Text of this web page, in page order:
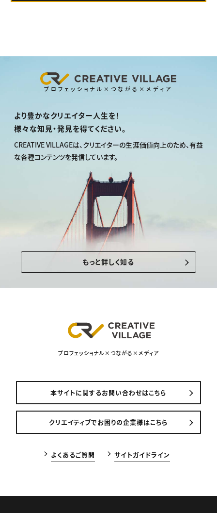
プロフェッショナル×つながる×メディア
より豊かなクリエイター人生を！
様々な知見・発見を得てください。
CREATIVE VILLAGEは、 クリエイターの生涯価値向上のため、有益
な各種コンテンツを発信しています。
もっと詳しく知る
プロフェッショナル×つながる×メディア
本サイトに関するお問い合わせはこちら
クリエイティブでお困りの企業様はこちら
よくあるご質問 サイトガイドライン